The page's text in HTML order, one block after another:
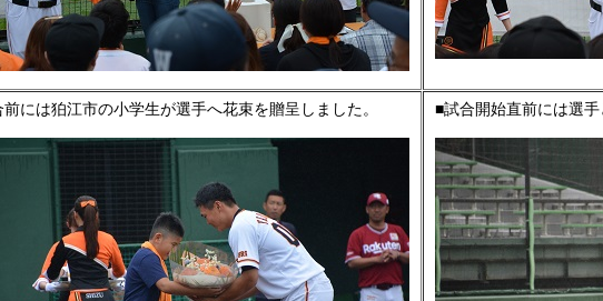
には狛江市の小学生が選手へ花束を贈呈しました。 ■試合開始直前には選手